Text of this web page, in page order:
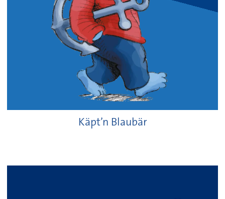
Käpt’n Blaubär